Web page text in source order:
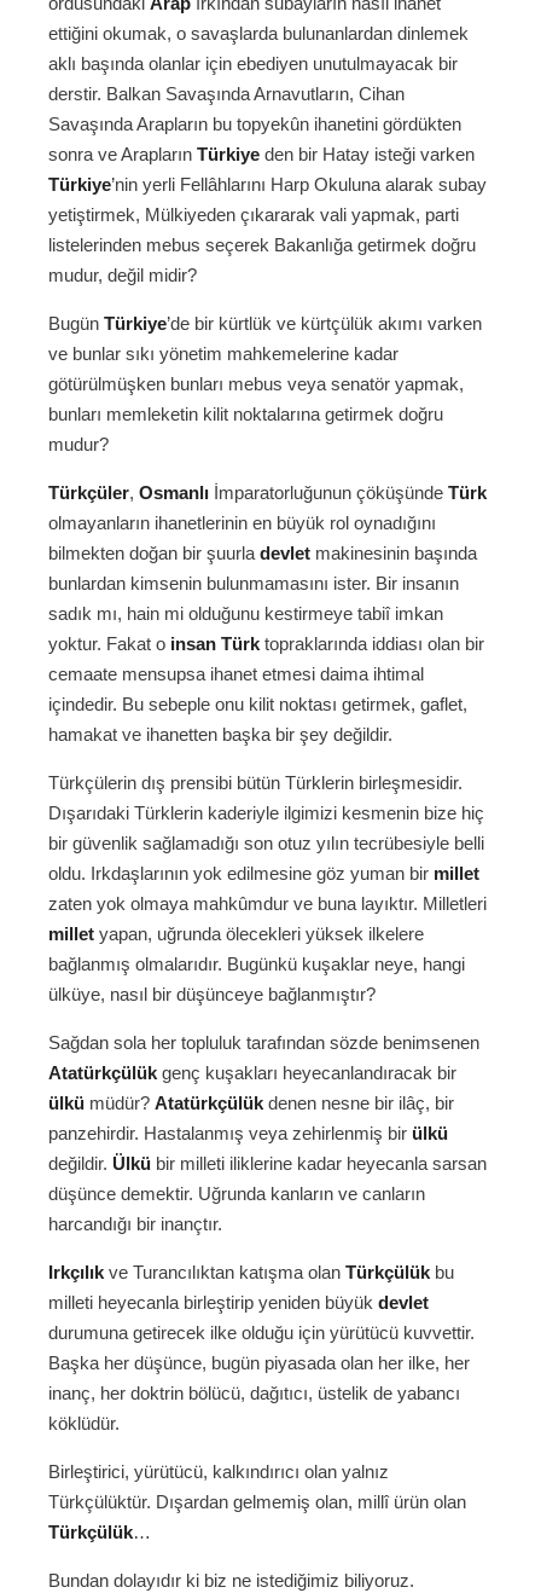
ettiğini okumak, o savaşlarda bulunanlardan dinlemek
aklı başında olanlar için ebediyen unutulmayacak bir
derstir. Balkan Savaşında Arnavutların, Cihan
Savaşında Arapların bu topyekûn ihanetini gördükten
sonra ve Arapların Türkiye den bir Hatay isteği varken
Türkiye’nin yerli Fellâhlarını Harp Okuluna alarak subay
yetiştirmek, Mülkiyeden çıkararak vali yapmak, parti
listelerinden mebus seçerek Bakanlığa getirmek doğru
mudur, değil midir?
Bugün Türkiye’de bir kürtlük ve kürtçülük akımı varken
ve bunlar sıkı yönetim mahkemelerine kadar
götürülmüşken bunları mebus veya senatör yapmak,
bunları memleketin kilit noktalarına getirmek doğru
mudur?
Türkçüler, Osmanlı İmparatorluğunun çöküşünde Türk
olmayanların ihanetlerinin en büyük rol oynadığını
bilmekten doğan bir şuurla devlet makinesinin başında
bunlardan kimsenin bulunmamasını ister. Bir insanın
sadık mı, hain mi olduğunu kestirmeye tabiî imkan
yoktur. Fakat o insan Türk topraklarında iddiası olan bir
cemaate mensupsa ihanet etmesi daima ihtimal
içindedir. Bu sebeple onu kilit noktası getirmek, gaflet,
hamakat ve ihanetten başka bir şey değildir.
Türkçülerin dış prensibi bütün Türklerin birleşmesidir.
Dışarıdaki Türklerin kaderiyle ilgimizi kesmenin bize hiç
bir güvenlik sağlamadığı son otuz yılın tecrübesiyle belli
oldu. Irkdaşlarının yok edilmesine göz yuman bir millet
zaten yok olmaya mahkûmdur ve buna layıktır. Milletleri
millet yapan, uğrunda ölecekleri yüksek ilkelere
bağlanmış olmalarıdır. Bugünkü kuşaklar neye, hangi
ülküye, nasıl bir düşünceye bağlanmıştır?
Sağdan sola her topluluk tarafından sözde benimsenen
Atatürkçülük genç kuşakları heyecanlandıracak bir
ülkü müdür? Atatürkçülük denen nesne bir ilâç, bir
panzehirdir. Hastalanmış veya zehirlenmiş bir ülkü
değildir. Ülkü bir milleti iliklerine kadar heyecanla sarsan
düşünce demektir. Uğrunda kanların ve canların
harcandığı bir inançtır.
Irkçılık ve Turancılıktan katışma olan Türkçülük bu
milleti heyecanla birleştirip yeniden büyük devlet
durumuna getirecek ilke olduğu için yürütücü kuvvettir.
Başka her düşünce, bugün piyasada olan her ilke, her
inanç, her doktrin bölücü, dağıtıcı, üstelik de yabancı
köklüdür.
Birleştirici, yürütücü, kalkındırıcı olan yalnız
Türkçülüktür. Dışardan gelmemiş olan, millî ürün olan
Türkçülük…
Bundan dolayıdır ki biz ne istediğimiz biliyoruz.